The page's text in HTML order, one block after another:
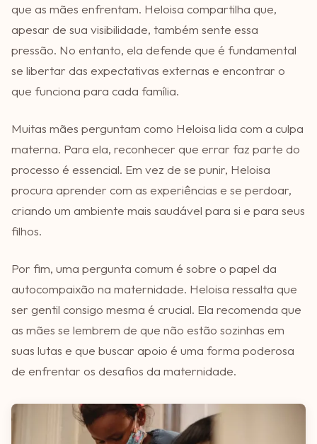
que as mães enfrentam. Heloisa compartilha que,
apesar de sua visibilidade, também sente essa
pressão. No entanto, ela defende que é fundamental
se libertar das expectativas externas e encontrar o
que funciona para cada família.
Muitas mães perguntam como Heloisa lida com a culpa
materna. Para ela, reconhecer que errar faz parte do
processo é essencial. Em vez de se punir, Heloisa
procura aprender com as experiências e se perdoar,
criando um ambiente mais saudável para si e para seus
filhos.
Por fim, uma pergunta comum é sobre o papel da
autocompaixão na maternidade. Heloisa ressalta que
ser gentil consigo mesma é crucial. Ela recomenda que
as mães se lembrem de que não estão sozinhas em
suas lutas e que buscar apoio é uma forma poderosa
de enfrentar os desafios da maternidade.